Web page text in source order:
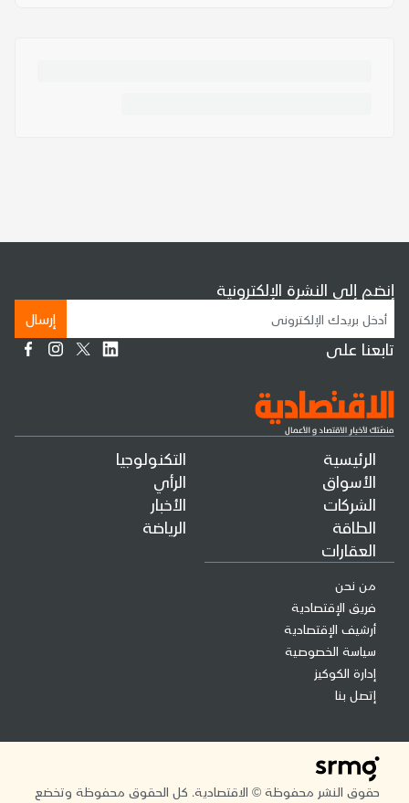
الرئيسية
الأسواق
الشركات
الطاقة
العقارات
التكنولوجيا
الرأي
الأخبار
الرياضة
من نحن
فريق الإقتصادية
أرشيف الإقتصادية
سياسة الخصوصية
إدارة الكوكيز
إتصل بنا
إنضم إلى النشرة الإلكترونية
إرسال
تابعنا على
حقوق النشر محفوظة © الاقتصادية. كل الحقوق محفوظة وتخضع